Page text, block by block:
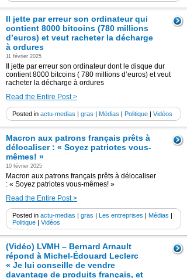
Il jette par erreur son ordinateur qui
contient 8000 bitcoins (780 millions
d’euros) et veut racheter la décharge
à ordures
11 février 2025
Il jette par erreur son ordinateur dont le disque dur
contient 8000 bitcoins ( 780 millions d’euros) et veut
racheter la décharge à ordures
Read the Entire Post >
Posted in actu-medias | gras | Médias | Politique | Vidéos
Macron aux patrons français prêts à
délocaliser : « Soyez patriotes vous-
mêmes! »
10 février 2025
Macron aux patrons français prêts à délocaliser
: « Soyez patriotes vous-mêmes! »
Read the Entire Post >
Posted in actu-medias | gras | Les entreprises | Médias |
Politique | Vidéos
(Vidéo) LVMH – Bernard Arnault
répond à Michel-Édouard Leclerc
« Je lui conseille de vendre
davantage de produits français, et